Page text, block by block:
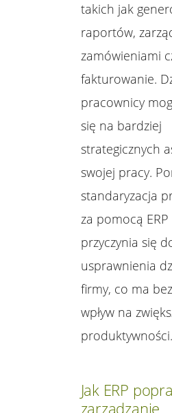
takich jak
raportów,
zamówieniami
fakturowanie.
pracownicy
się na bardziej
strategicznych
swojej pracy.
standaryzacja
za pomocą ERP
przyczynia się
usprawnienia
firmy, co ma
wpływ na
produktywności.
Jak ERP
zarządzanie